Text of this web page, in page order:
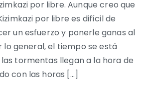
por libre. Aunque creo que
por libre es difícil de
un esfuerzo y ponerle ganas al
lo general, el tiempo se está
tormentas llegan a la hora de
con las horas […]